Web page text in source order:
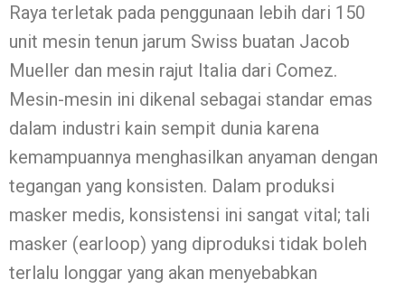
Raya terletak pada penggunaan lebih dari 150
unit mesin tenun jarum Swiss buatan Jacob
Mueller dan mesin rajut Italia dari Comez.
Mesin-mesin ini dikenal sebagai standar emas
dalam industri kain sempit dunia karena
kemampuannya menghasilkan anyaman dengan
tegangan yang konsisten. Dalam produksi
masker medis, konsistensi ini sangat vital; tali
masker (earloop) yang diproduksi tidak boleh
terlalu longgar yang akan menyebabkan